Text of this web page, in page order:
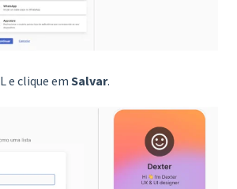
e clique em Salvar.